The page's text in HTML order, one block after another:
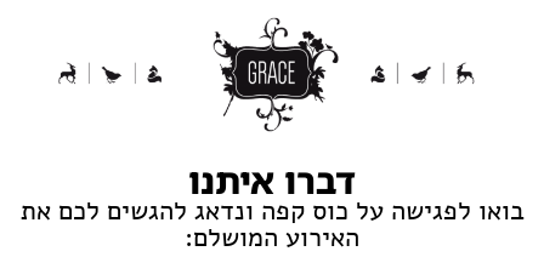
דברו איתנו
בואו לפגישה על כוס קפה ונדאג להגשים לכם את
האירוע המושלם: